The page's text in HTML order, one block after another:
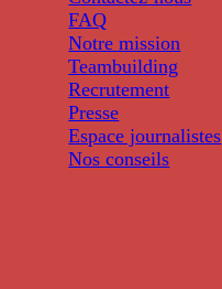
FAQ
Notre mission
Teambuilding
Recrutement
Presse
Espace journalistes
Nos conseils